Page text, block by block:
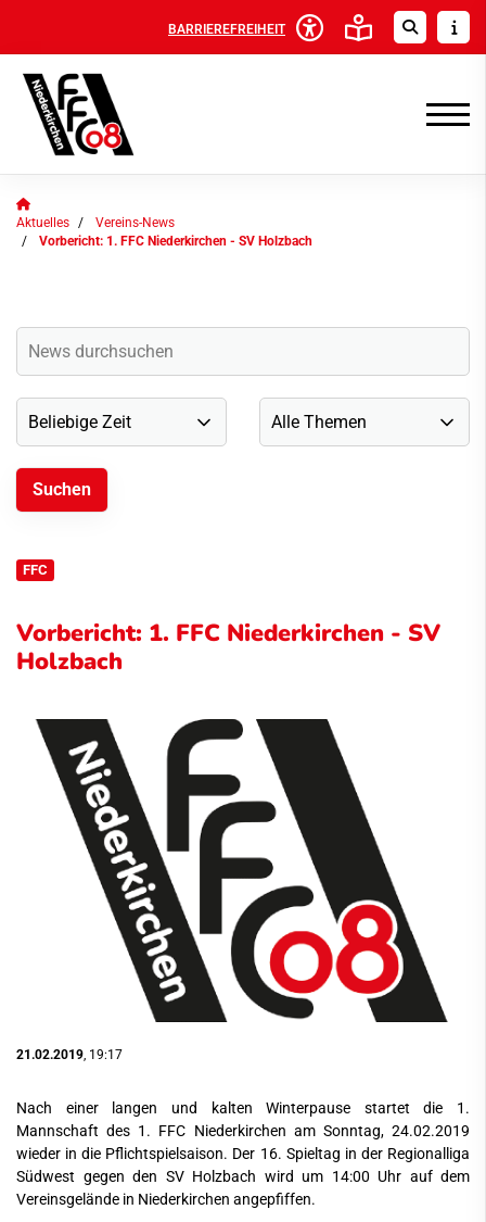
BARRIEREFREIHEIT
Aktuelles
Vereins-News
Vorbericht: 1. FFC Niederkirchen - SV Holzbach
FFC
Vorbericht: 1. FFC Niederkirchen - SV
Holzbach
21.02.2019 , 19:17
Nach einer langen und kalten Winterpause startet die 1.
Mannschaft des 1. FFC Niederkirchen am Sonntag, 24.02.2019
wieder in die Pflichtspielsaison. Der 16. Spieltag in der Regionalliga
Südwest gegen den SV Holzbach wird um 14:00 Uhr auf dem
Vereinsgelände in Niederkirchen angepfiffen.